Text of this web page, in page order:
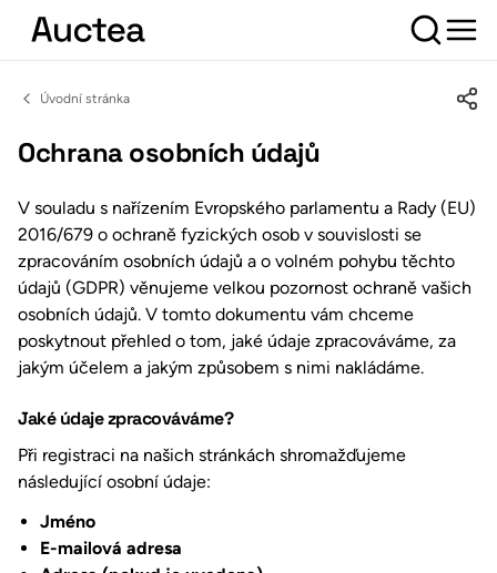
Úvodní stránka
Ochrana osobních údajů
V souladu s nařízením Evropského parlamentu a Rady (EU)
2016/679 o ochraně fyzických osob v souvislosti se
zpracováním osobních údajů a o volném pohybu těchto
údajů (GDPR) věnujeme velkou pozornost ochraně vašich
osobních údajů. V tomto dokumentu vám chceme
poskytnout přehled o tom, jaké údaje zpracováváme, za
jakým účelem a jakým způsobem s nimi nakládáme.
Jaké údaje zpracováváme?
Při registraci na našich stránkách shromažďujeme
následující osobní údaje:
Jméno
E-mailová adresa